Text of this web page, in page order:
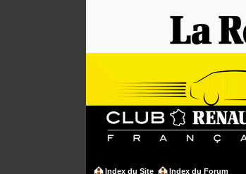
Index du Site Index du Forum